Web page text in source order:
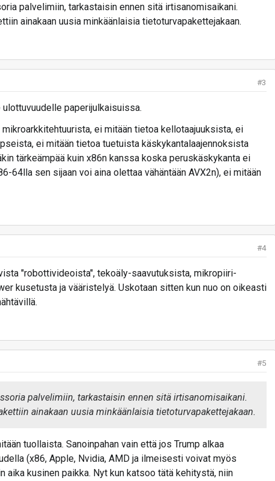
palvelimiin, tarkastaisin ennen sitä irtisanomisaikani.
ainakaan uusia minkäänlaisia tietoturvapakettejakaan.
#3
paperijulkaisuissa.
ei mitään tietoa kellotaajuuksista, ei
ei mitään tietoa tuetuista käskykantalaajennoksista
tärkeämpää kuin x86n kanssa koska peruskäskykanta ei
64lla sen sijaan voi aina olettaa vähäntään AVX2n), ei mitään
#4
"robottivideoista", tekoäly-saavutuksista, mikropiiri-
kusetusta ja vääristelyä. Uskotaan sitten kun nuo on oikeasti
#5
palvelimiin, tarkastaisin ennen sitä irtisanomisaikani.
ainakaan uusia minkäänlaisia tietoturvapakettejakaan.
tuollaista. Sanoinpahan vain että jos Trump alkaa
(x86, Apple, Nvidia, AMD ja ilmeisesti voivat myös
aika kusinen paikka. Nyt kun katsoo tätä kehitystä, niin